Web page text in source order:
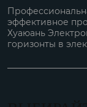
эффективное
Хуаюань
горизонты в